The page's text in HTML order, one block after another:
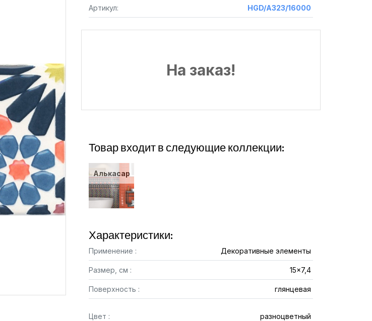
Артикул: HGD/A323/16000
На заказ!
Товар входит в следующие коллекции:
Алькасар
Характеристики:
Применение : Декоративные элементы
Размер, см : 15x7,4
Поверхность : глянцевая
Цвет : разноцветный